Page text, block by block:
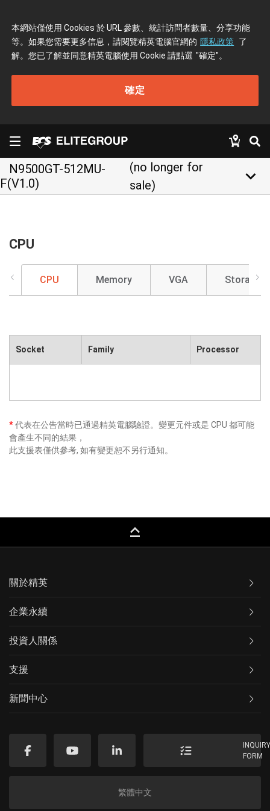
本網站僅使用 Cookies 於 URL 參數、統計訪問者數量、分享功能
等。如果您需要更多信息，請閱覽精英電腦官網的 隱私政策 了
解。您已了解並同意精英電腦使用 Cookie 請點選 "確定"。
確定
N9500GT-512MU-
F(V1.0)
(no longer for
sale)
keyboard_arrow_down
CPU
CPU Memory VGA Storage
Socket Family Processor
*代表在公告當時已通過精英電腦驗證。變更元件或是 CPU 都可能
會產生不同的結果，
此支援表僅供參考, 如有變更恕不另行通知。
keyboard_capslock
關於精英
企業永續
投資人關係
支援
新聞中心
FORM
繁體中文